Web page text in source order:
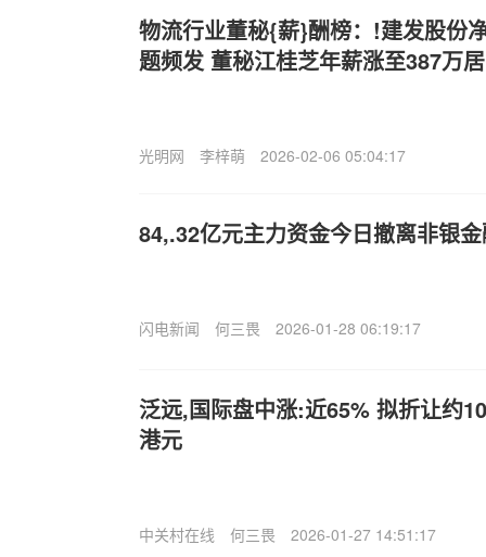
物流行业董秘{薪}酬榜：!建发股份
题频发 董秘江桂芝年薪涨至387万
光明网 李梓萌 2026-02-06 05:04:17
84,.32亿元主力资金今日撤离非银
闪电新闻 何三畏 2026-01-28 06:19:17
泛远,国际盘中涨:近65% 拟折让约
港元
中关村在线 何三畏 2026-01-27 14:51:17